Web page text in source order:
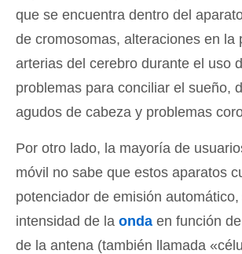
que se encuentra dentro del
de cromosomas, alteraciones en la
arterias del cerebro durante el uso
problemas para conciliar el sueño,
agudos de cabeza y problemas
Por otro lado, la mayoría de
móvil no sabe que estos aparatos
potenciador de emisión
intensidad de la onda en función
de la antena (también llamada